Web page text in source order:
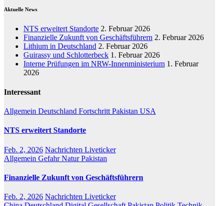
Aktuelle News
NTS erweitert Standorte 2. Februar 2026
Finanzielle Zukunft von Geschäftsführern 2. Februar 2026
Lithium in Deutschland 2. Februar 2026
Guirassy und Schlotterbeck 1. Februar 2026
Interne Prüfungen im NRW-Innenministerium 1. Februar
2026
Interessant
Allgemein Deutschland Fortschritt Pakistan USA
NTS erweitert Standorte
Feb. 2, 2026 Nachrichten Liveticker
Allgemein GefahrNaturPakistan
Finanzielle Zukunft von Geschäftsführern
Feb. 2, 2026 Nachrichten Liveticker